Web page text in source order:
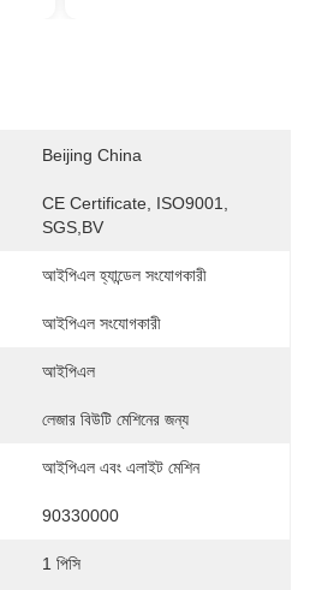
Beijing China
CE Certificate, ISO9001,
SGS,BV
আইপিএল হ্যান্ডেল সংযোগকারী
আইপিএল সংযোগকারী
আইপিএল
লেজার বিউটি মেশিনের জন্য
আইপিএল এবং এলাইট মেশিন
90330000
1 পিসি